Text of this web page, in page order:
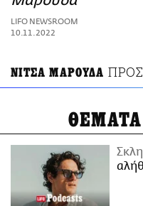
ΑΜΠΑ
PRINT
LIFO NEWSROOM
10.11.2022
ΝΙΤΣΑ ΜΑΡΟΥΔΑ
ΘΕΜΑΤΑ